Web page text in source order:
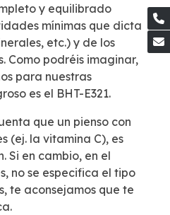
y equilibrado
mínimas que dicta
etc.) y de los
Como podréis imaginar,
para nuestras
es el BHT-E321.
que un pienso con
(ej. la vitamina C), es
Si en cambio, en el
no se especifica el tipo
te aconsejamos que te